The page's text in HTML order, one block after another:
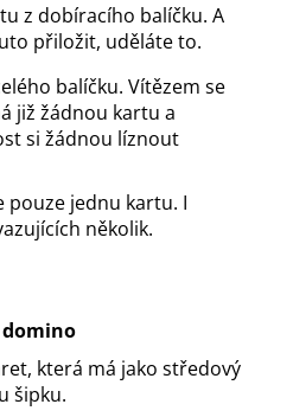
z dobíracího balíčku. A
přiložit, uděláte to.
balíčku. Vítězem se
již žádnou kartu a
si žádnou líznout
pouze jednu kartu. I
několik.
domino
která má jako středový
šipku.